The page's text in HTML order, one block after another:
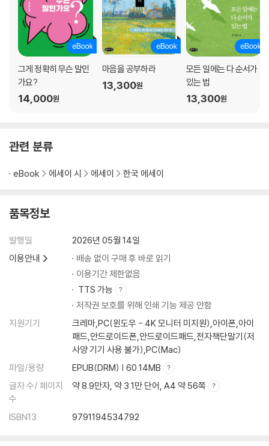
아내가 예뻐졌다
할아버지 보고 싶어요
천사가 사는 곳
가족여행
천사의 방문
말하는 천사
다민이의 탄생
축 백일
최고의 선물
주원이의 두 얼굴
브라키오사우루스와 주원이
주원이의 세 번째 생일
할아버진 내 거야
그녀와의 뜨거운 주말
사랑은 변하는 것일까
신을 맞이하는 기분으로
인간의 본질
그게 정확히 무슨 말인
가요?
14,000원
마음을 공부하라
13,300원
모든 일에는 다 순서가
있는 법
13,300원
관련 분류
eBook 에세이 시 에세이 한국 에세이
품목정보
발행일
2026년 05월 14일
이용안내
배송 없이 구매 후 바로 읽기
이용기간 제한없음
TTS 가능
저작권 보호를 위해 인쇄 기능 제공 안함
지원기기
크레마,PC(윈도우 - 4K 모니터 미지원),아이폰,아이
패드,안드로이드폰,안드로이드패드,전자책단말기(저
사양 기기 사용 불가),PC(Mac)
파일/용량
EPUB(DRM) | 60.14MB
글자 수/ 페이지
수
약 8.9만자, 약 3.1만 단어, A4 약 56쪽
ISBN13 9791194534792